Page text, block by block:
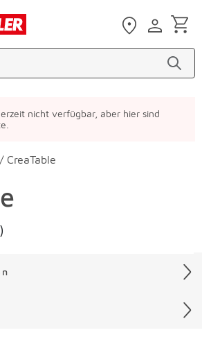
nicht verfügbar, aber hier sind
/ CreaTable